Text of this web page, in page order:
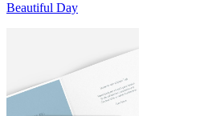
Beautiful Day